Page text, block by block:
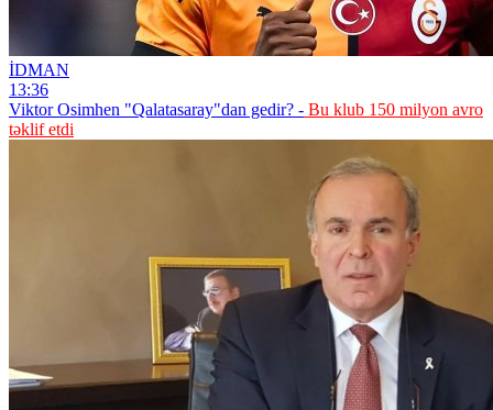
İDMAN
13:36
Viktor Osimhen "Qalatasaray"dan gedir? - Bu klub 150 milyon avro
təklif etdi